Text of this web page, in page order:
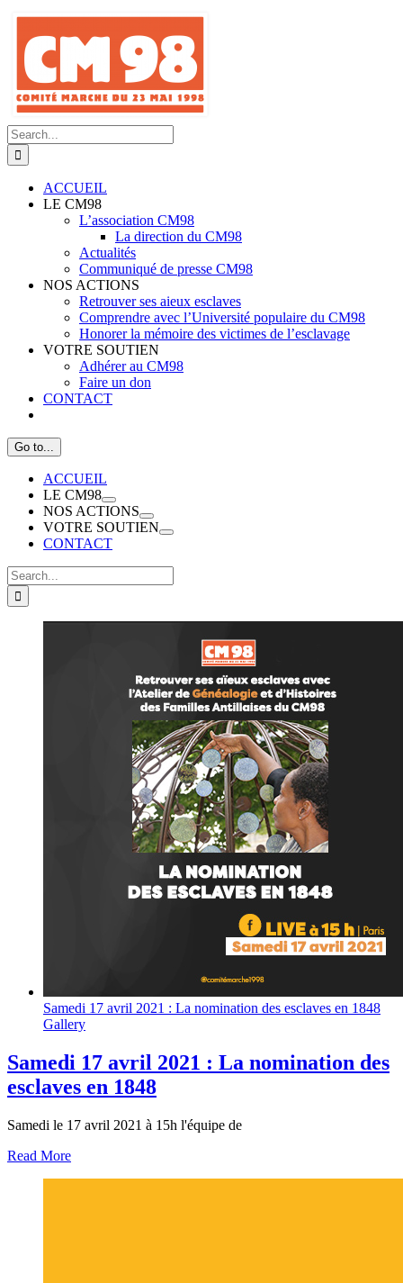
Skip
content
Search
for:
ACCUEIL
LE CM98
L’association CM98
La direction du CM98
Actualités
Communiqué de presse CM98
NOS ACTIONS
Retrouver ses aieux esclaves
Comprendre avec l’Université populaire du CM98
Honorer la mémoire des victimes de l’esclavage
VOTRE SOUTIEN
Adhérer au CM98
Faire un don
CONTACT
Go to...
ACCUEIL
LE CM98
NOS ACTIONS
VOTRE SOUTIEN
CONTACT
Search
for:
Samedi 17 avril 2021 : La nomination des esclaves en 1848
Gallery
Samedi 17 avril 2021 : La nomination des
esclaves en 1848
Samedi le 17 avril 2021 à 15h l'équipe de
Read More